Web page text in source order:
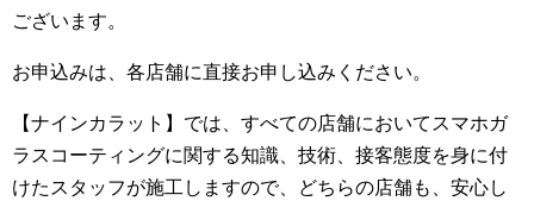
ございます。
お申込みは、各店舗に直接お申し込みください。
【ナインカラット】では、すべての店舗においてスマホガ
ラスコーティングに関する知識、技術、接客態度を身に付
けたスタッフが施工しますので、どちらの店舗も、安心し